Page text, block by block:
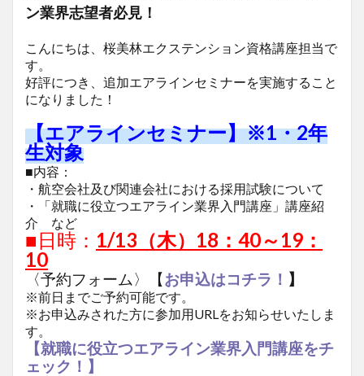
ン業界志望者必見！
こんにちは、桜美林エクステンション資格講座担当で
す。
好評につき、追加エアラインセミナーを実施すること
になりました！
【エアラインセミナー】※1・2年
生対象
■内容：
・航空会社及び関連会社における採用試験について
・「就職に役立つエアライン業界入門講座」講座紹
介 など
■日時： 1/13 （木）18：40～19：
10
〈予約フォーム〉【お申込はコチラ！ 】
※前日までご予約可能です。
※お申込みされた方に参加用URLをお知らせいたしま
す。
【就職に役立つエアライン業界入門講座をチ
ェック！】